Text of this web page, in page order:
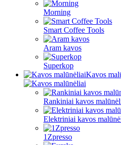
Morning
Smart Coffee Tools
Aram kavos
Superkop
Kavos
Rankiniai kavos
Elektriniai kavos
1Zpresso